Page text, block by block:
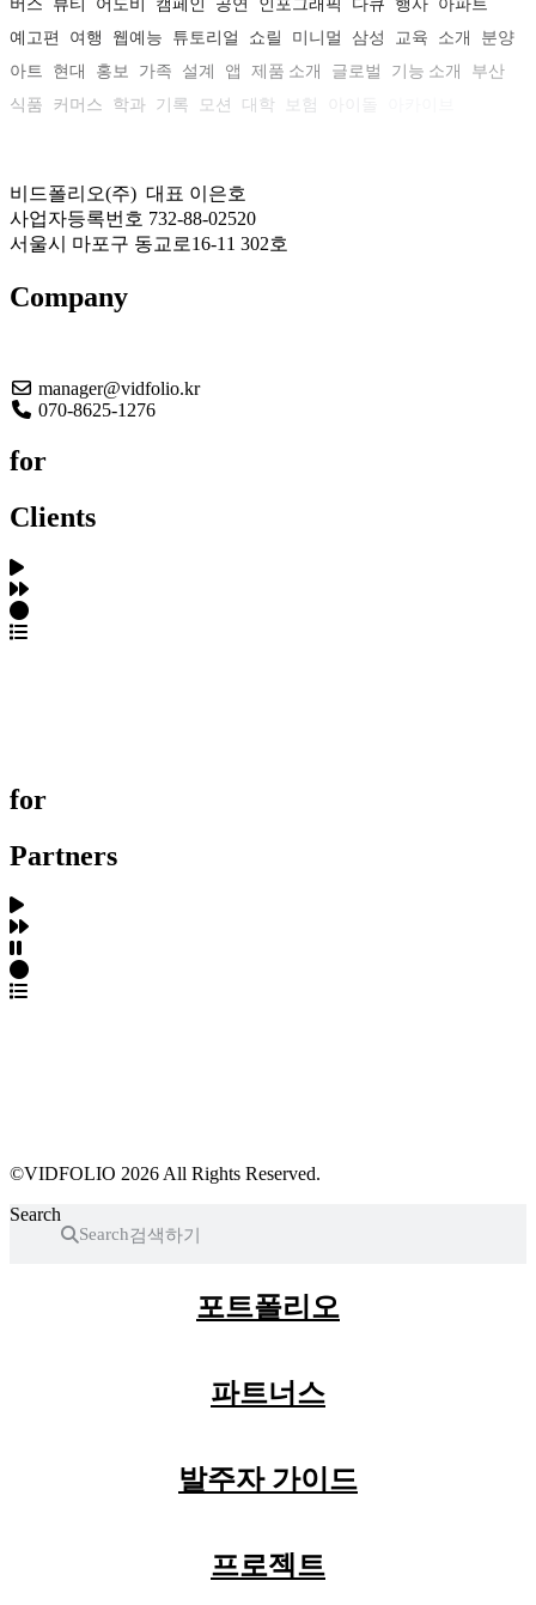
버스
뷰티 어도비 캠페인 공연 인포그래픽 다큐 행사 아파트
예고편
여행 웹예능 튜토리얼 쇼릴 미니멀 삼성 교육 소개
분양
아트
현대 홍보 가족 설계 앱 제품 소개 글로벌 기능 소개
부산
식품
커머스 학과 기록 모션 대학 보험
비드폴리오(주) 대표 이은호
사업자등록번호 732-88-02520
서울시 마포구 동교로16-11 302호
Company
manager@vidfolio.kr
070-8625-1276
for
Clients
for
Partners
©VIDFOLIO 2026 All Rights Reserved.
Search
Search
포트폴리오
파트너스
발주자 가이드
프로젝트